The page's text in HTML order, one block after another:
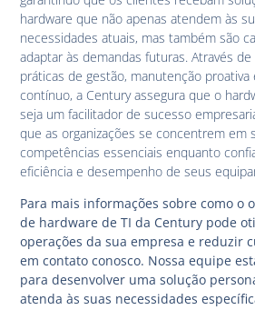
hardware que não apenas atendem às
necessidades atuais, mas também são
adaptar às demandas futuras. Através de
práticas de gestão, manutenção proativa
contínuo, a Century assegura que o
seja um facilitador de sucesso
que as organizações se concentrem em
competências essenciais enquanto
eficiência e desempenho de seus
Para mais informações sobre como o
de hardware de TI da Century pode
operações da sua empresa e reduzir
em contato conosco. Nossa equipe
para desenvolver uma solução
atenda às suas necessidades